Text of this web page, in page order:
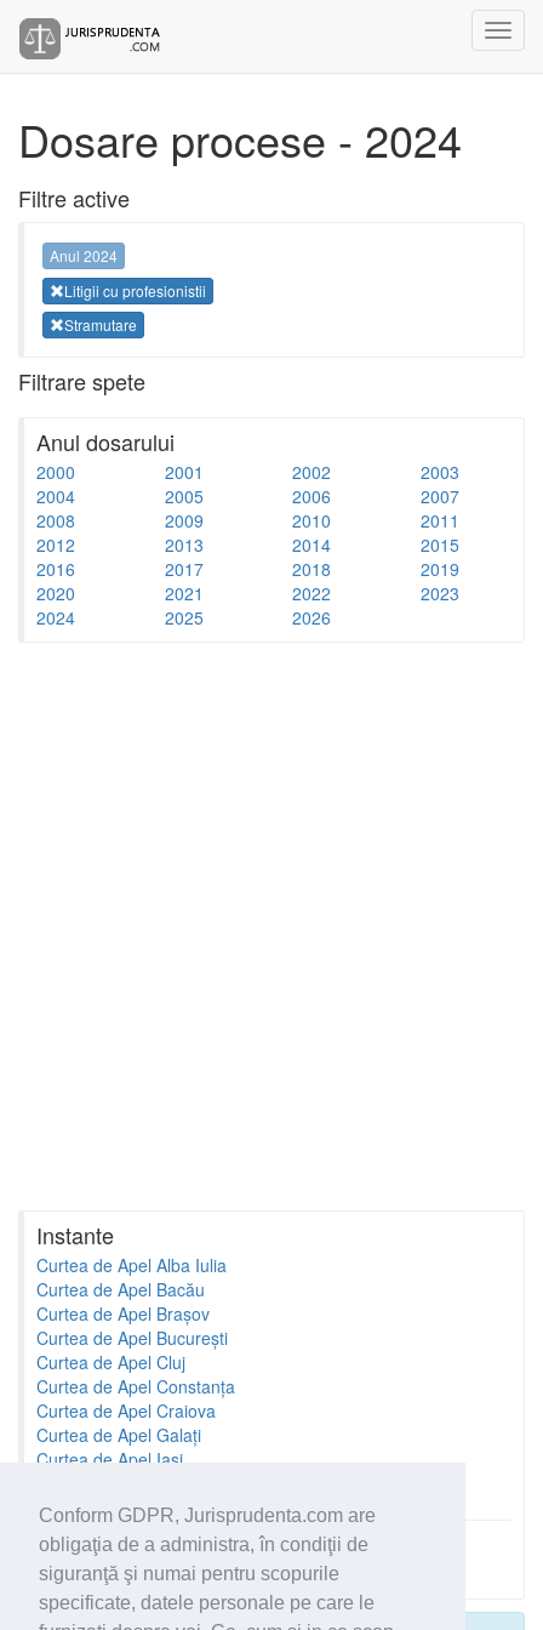
Conform GDPR, Jurisprudenta.com are
obligaţia de a administra, în condiţii de
siguranţă şi numai pentru scopurile
specificate, datele personale pe care le
Dosare procese - 2024
Filtre active
Anul 2024
Litigii cu profesionistii
Stramutare
Filtrare spete
Anul dosarului
2000 2001 2002
2003
2004
2005 2006
2007
2008
2009 2010
2011
2012
2013 2014
2015
2016
2017 2018
2019
2020
2021 2022
2023
2024
2025 2026
Instante
Curtea de Apel Alba Iulia
Curtea de Apel Bacău
Curtea de Apel Brașov
Curtea de Apel București
Curtea de Apel Cluj
Curtea de Apel Constanța
Curtea de Apel Craiova
Curtea de Apel Galați
Curtea de Apel Iași
Toate instantele